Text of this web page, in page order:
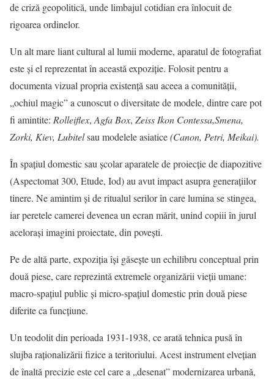
de criză geopolitică, unde limbajul cotidian era înlocuit de
rigoarea ordinelor.
Un alt mare liant cultural al lumii moderne, aparatul de fotografiat
este şi el reprezentat în această expoziţie. Folosit pentru a
documenta vizual propria existență sau aceea a comunităţii,
„ochiul magic” a cunoscut o diversitate de modele, dintre care pot
fi amintite: Rolleiflex,Agfa Box, Zeiss Ikon Contessa,Smena,
Zorki, Kiev, Lubitelsau modelele asiatice(Canon, Petri, Meikai).
În spațiul domestic sau școlar aparatele de proiecție de diapozitive
(Aspectomat 300, Etude, Iod) au avut impact asupra generaţiilor
tinere. Ne amintim şi de ritualul serilor în care lumina se stingea,
iar peretele camerei devenea un ecran mărit, unind copiii în jurul
aceloraşi imagini proiectate, din poveşti.
Pe de altă parte, expoziția își găsește un echilibru conceptual prin
două piese, care reprezintă extremele organizării vieții umane:
macro-spațiul public și micro-spațiul domestic prin două piese
diferite ca funcţiune.
Un teodolit din perioada 1931-1938, ce arată tehnica pusă în
slujba raționalizării fizice a teritoriului. Acest instrument elvețian
de înaltă precizie este cel care a „desenat” modernizarea urbană,